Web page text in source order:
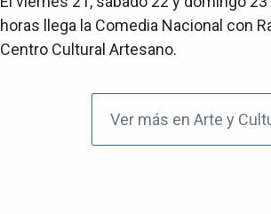
horas llega la Comedia Nacional con
Centro Cultural Artesano.
Ver más en Arte y